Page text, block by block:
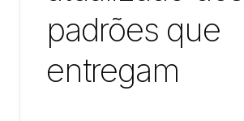
padrões que
entregam